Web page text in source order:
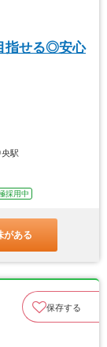
指せる◎安心
駅
採用中
がある
保存する